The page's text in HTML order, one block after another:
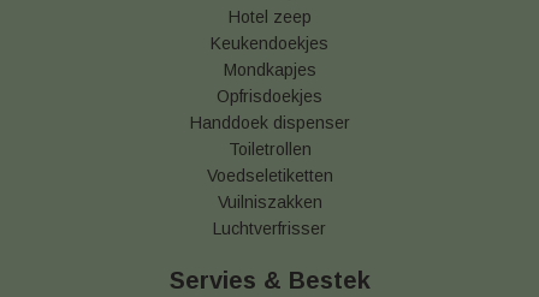
Hotel zeep
Keukendoekjes
Mondkapjes
Opfrisdoekjes
Handdoek dispenser
Toiletrollen
Voedseletiketten
Vuilniszakken
Luchtverfrisser
Servies & Bestek